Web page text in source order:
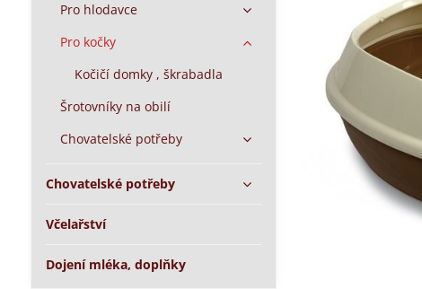
Pro hlodavce
Pro kočky
Kočičí domky , škrabadla
Šrotovníky na obilí
Chovatelské potřeby
Chovatelské potřeby
Včelařství
Dojení mléka, doplňky